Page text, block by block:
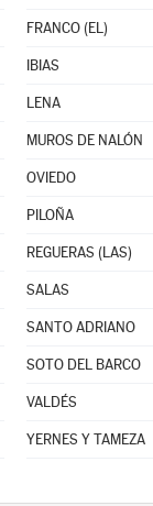
FRANCO (EL)
IBIAS
LENA
MUROS DE NALÓN
OVIEDO
PILOÑA
REGUERAS (LAS)
SALAS
SANTO ADRIANO
SOTO DEL BARCO
VALDÉS
YERNES Y TAMEZA